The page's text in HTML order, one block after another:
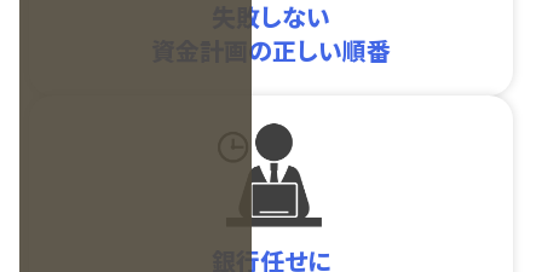
失敗しない
資金計画の正しい順番
銀行任せに